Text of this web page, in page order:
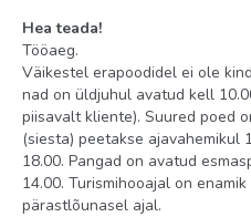
Hea teada!
Tööaeg.
Väikestel erapoodidel ei ole
nad on üldjuhul avatud kell
piisavalt kliente). Suured poed
(siesta) peetakse ajavahemikul
18.00. Pangad on avatud
14.00. Turismihooajal on
pärastlõunasel ajal.